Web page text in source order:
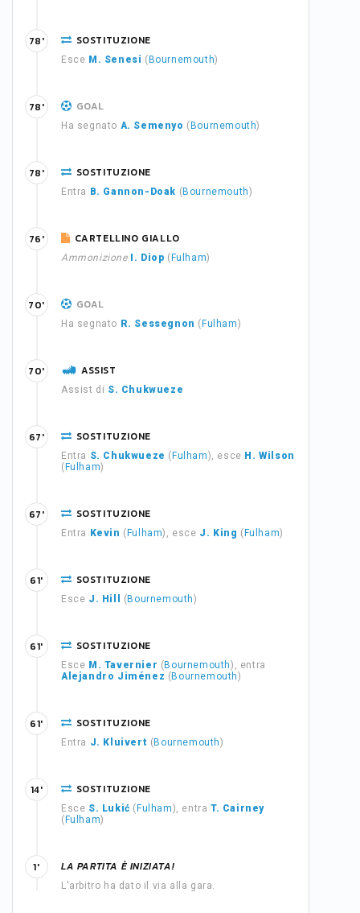
SOSTITUZIONE
Esce M. Senesi ( Bournemouth)
78'
GOAL
Ha segnato A. Semenyo ( Bournemouth)
78'
SOSTITUZIONE
Entra B. Gannon-Doak ( Bournemouth)
78'
CARTELLINO GIALLO
Ammonizione I. Diop ( Fulham)
76'
GOAL
Ha segnato R. Sessegnon ( Fulham)
70'
ASSIST
Assist di S. Chukwueze
70'
SOSTITUZIONE
Entra S. Chukwueze ( Fulham), esce H. Wilson
( Fulham)
67'
SOSTITUZIONE
Entra Kevin ( Fulham), esce J. King ( Fulham)
67'
SOSTITUZIONE
Esce J. Hill ( Bournemouth)
61'
SOSTITUZIONE
Esce M. Tavernier ( Bournemouth), entra
Alejandro Jiménez ( Bournemouth)
61'
SOSTITUZIONE
Entra J. Kluivert ( Bournemouth)
61'
SOSTITUZIONE
Esce S. Lukić ( Fulham), entraT. Cairney
( Fulham)
14'
LA PARTITA È INIZIATA!
L'arbitro ha dato il via alla gara.
1'